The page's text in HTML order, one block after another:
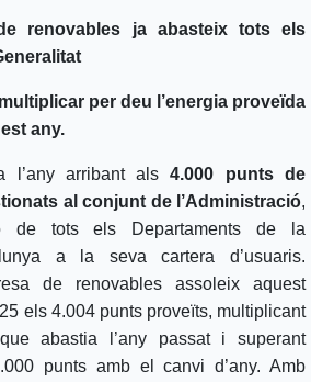
renovables ja abasteix tots els
multiplicar per deu l’energia proveïda
any.
l’any arribant als4.000 punts de
al conjunt de l’Administració,
de tots els Departaments de la
a la seva cartera d’usuaris.
de renovables assoleix aquest
els 4.004 punts proveïts, multiplicant
abastia l’any passat i superant
punts amb el canvi d’any. Amb